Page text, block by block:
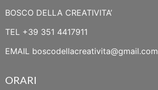
BOSCO DELLA CREATIVITA’
TEL +39 351 4417911
EMAIL boscodellacreativita@gmail.com
ORARI